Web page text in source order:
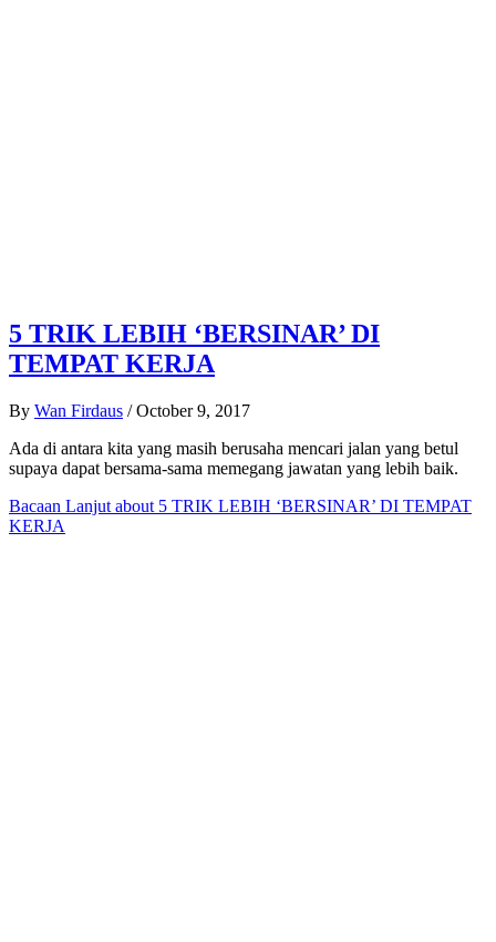
5 TRIK LEBIH ‘BERSINAR’ DI
TEMPAT KERJA
By Wan Firdaus / October 9, 2017
Ada di antara kita yang masih berusaha mencari jalan yang betul
supaya dapat bersama-sama memegang jawatan yang lebih baik.
Bacaan Lanjut about 5 TRIK LEBIH ‘BERSINAR’ DI TEMPAT
KERJA